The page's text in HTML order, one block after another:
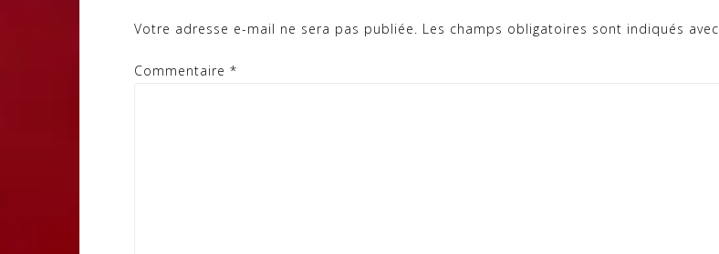
Votre adresse e-mail ne sera pas publiée. Les champs obligatoires sont indiqués avec
Commentaire *